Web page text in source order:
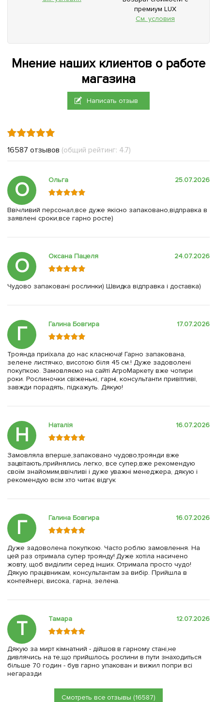
премиум LUX
См. условия
Мнение наших клиентов о работе
магазина
Написать отзыв
16587 отзывов (общий рейтинг: 4.7)
О Ольга 25.07.2026
Ввічливий персонал,все дуже якісно запаковано,відправка в
заявлені сроки,все гарно росте)
О Оксана Пацеля 24.07.2026
Чудово запаковані рослинки) Швидка відправка і доставка)
Г Галина Бовгира 17.07.2026
Троянда приїхала до нас класнюча! Гарно запакована,
зелене листячко, висотою біля 45 см.! Дуже задоволені
покупкою. Замовляємо на сайті АгроМаркету вже чотири
роки. Рослиночки свіженькі, гарні, консультанти привітливі,
завжди порадять, підкажуть. Дякую!
Н Наталія 16.07.2026
Замовляла вперше,запаковано чудово,троянди вже
зацвітають,прийнялись легко, все супер,вже рекомендую
своїм знайомим,ввічливі і дуже уважні менеджера, дякую і
рекомендую всім хто читає відгук
Г Галина Бовгира 16.07.2026
Дуже задоволена покупкою. Часто роблю замовлення. На
цей раз отримала супер троянду! Дуже хотіла насичено
жовту, щоб виділити серед інших. Отримала просто чудо!
Дякую працівникам, консультантам за вибір. Прийшла в
контейнері, висока, гарна, зелена.
Т Тамара 12.07.2026
Дякую за мирт кімнатний - дійшов в гарному стані,не
дивлячись на те,що прийшлось рослини в пути знаходиться
більше 70 годин - був гарно упакован и вижил попри всі
негаразди
Смотреть все отзывы (16587)